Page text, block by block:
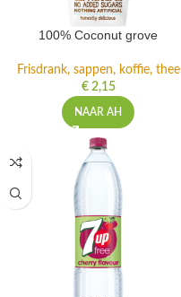
100% Coconut grove
Frisdrank, sappen, koffie, thee
€2,15
NAAR AH